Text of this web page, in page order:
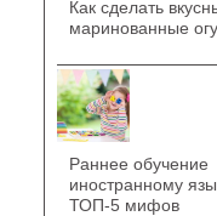
Как сделать
маринованные
Раннее обучение
иностранному
ТОП-5 мифов